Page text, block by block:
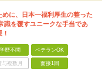
めに、日本一福利厚生の整った
識を覆すユニークな手当であ
学歴不問 ベテランOK
与複数月 面接1回